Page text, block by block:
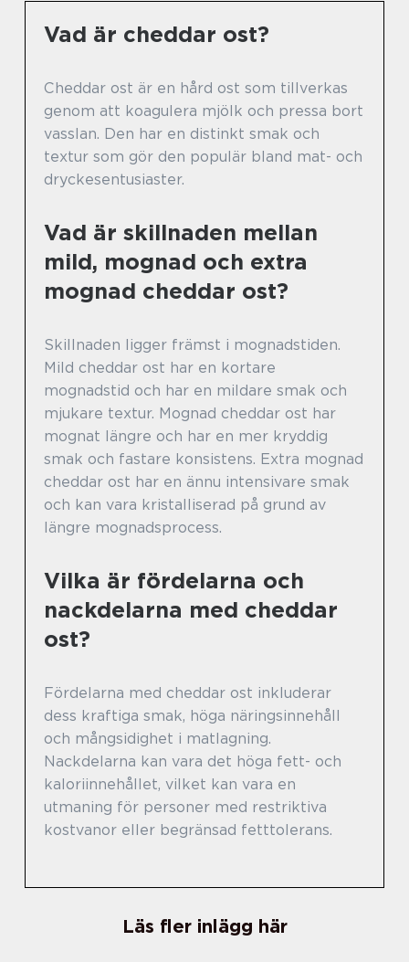
Vad är cheddar ost?
Cheddar ost är en hård ost som tillverkas
genom att koagulera mjölk och pressa bort
vasslan. Den har en distinkt smak och
textur som gör den populär bland mat- och
dryckesentusiaster.
Vad är skillnaden mellan
mild, mognad och extra
mognad cheddar ost?
Skillnaden ligger främst i mognadstiden.
Mild cheddar ost har en kortare
mognadstid och har en mildare smak och
mjukare textur. Mognad cheddar ost har
mognat längre och har en mer kryddig
smak och fastare konsistens. Extra mognad
cheddar ost har en ännu intensivare smak
och kan vara kristalliserad på grund av
längre mognadsprocess.
Vilka är fördelarna och
nackdelarna med cheddar
ost?
Fördelarna med cheddar ost inkluderar
dess kraftiga smak, höga näringsinnehåll
och mångsidighet i matlagning.
Nackdelarna kan vara det höga fett- och
kaloriinnehållet, vilket kan vara en
utmaning för personer med restriktiva
kostvanor eller begränsad fetttolerans.
Läs fler inlägg här